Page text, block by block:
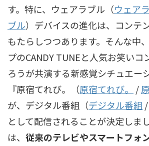
す。特に、 ウェアラブル（ウェア
ブル） デバイスの進化は、コンテ
もたらしつつあります。そんな中
プのCANDY TUNEと人気お笑いコ
ろうが共演する新感覚シチュエー
『原宿てれび。（原宿てれび。 /
が、 デジタル番組（デジタル番組 /
として配信されることが決定しま
は、 従来のテレビやスマートフォ